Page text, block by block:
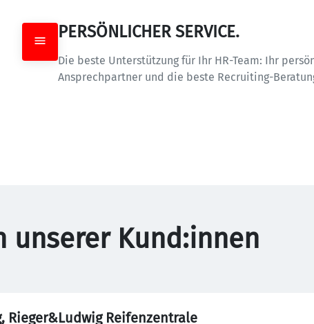
PERSÖNLICHER SERVICE.
Die beste Unterstützung für Ihr HR-Team: Ihr
Ansprechpartner und die beste Recruiting-
unserer Kund:innen
Rieger&Ludwig Reifenzentrale